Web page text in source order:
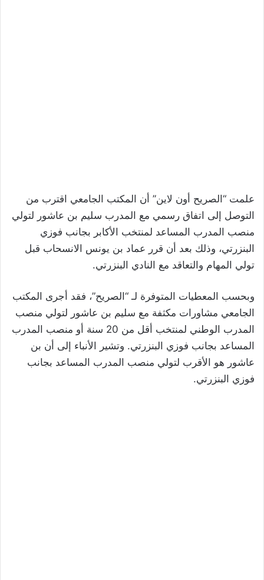
علمت “الصريح أون لاين” أن المكتب الجامعي اقترب من
التوصل إلى اتفاق رسمي مع المدرب سليم بن عاشور لتولي
منصب المدرب المساعد لمنتخب الأكابر بجانب فوزي
البنزرتي، وذلك بعد أن قرر عماد بن يونس الانسحاب قبل
تولي المهام والتعاقد مع النادي البنزرتي.
وبحسب المعطيات المتوفرة لـ “الصريح”، فقد أجرى المكتب
الجامعي مشاورات مكثفة مع سليم بن عاشور لتولي منصب
المدرب الوطني لمنتخب أقل من 20 سنة أو منصب المدرب
المساعد بجانب فوزي البنزرتي. وتشير الأنباء إلى أن بن
عاشور هو الأقرب لتولي منصب المدرب المساعد بجانب
فوزي البنزرتي.